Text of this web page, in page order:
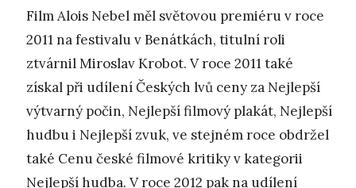
Film Alois Nebel měl světovou premiéru v roce
2011 na festivalu v Benátkách, titulní roli
ztvárnil Miroslav Krobot. V roce 2011 také
získal při udílení Českých lvů ceny za Nejlepší
výtvarný počin, Nejlepší filmový plakát, Nejlepší
hudbu i Nejlepší zvuk, ve stejném roce obdržel
také Cenu české filmové kritiky v kategorii
Nejlepší hudba. V roce 2012 pak na udílení